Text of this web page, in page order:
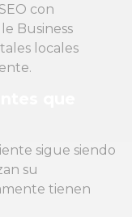
con
Business
locales
sigue siendo
su
tienen